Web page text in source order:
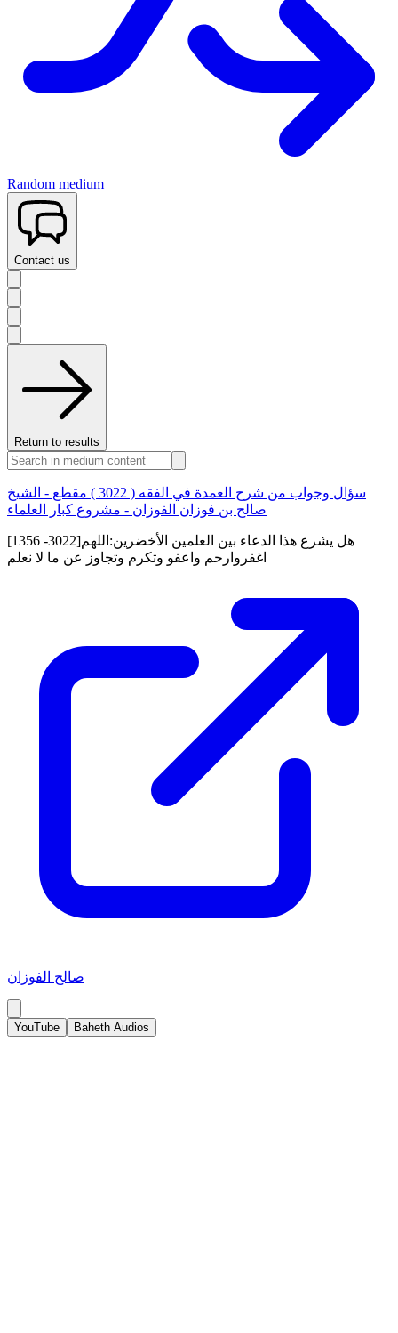
Random medium
Contact us
Return to results
سؤال وجواب من شرح العمدة في الفقه ( 3022 ) مقطع - الشيخ
صالح بن فوزان الفوزان - مشروع كبار العلماء
[1356 -3022]هل يشرع هذا الدعاء بين العلمين الأخضرين:اللهم
اغفروارحم واعفو وتكرم وتجاوز عن ما لا نعلم
صالح الفوزان
YouTube Baheth Audios